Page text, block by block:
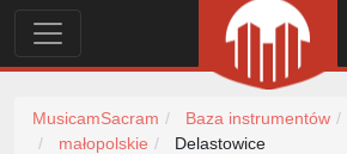
MusicamSacram Baza instrumentów
małopolskie
Delastowice